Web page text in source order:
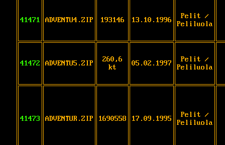
41471 ADVENTU4.ZIP 193146 13.10.1996
Pelit /
Peliluola
41472 ADVENTU5.ZIP
260,6
kt
05.02.1997
Pelit /
Peliluola
41473 ADVENTUR.ZIP 1690558 17.09.1995
Pelit /
Peliluola